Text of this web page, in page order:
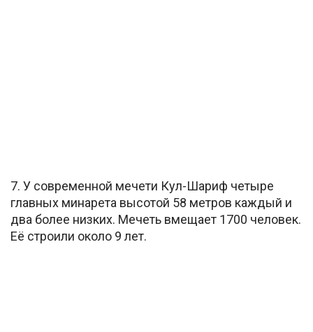
7. У современной мечети Кул-Шариф четыре
главных минарета высотой 58 метров каждый и
два более низких. Мечеть вмещает 1700 человек.
Её строили около 9 лет.